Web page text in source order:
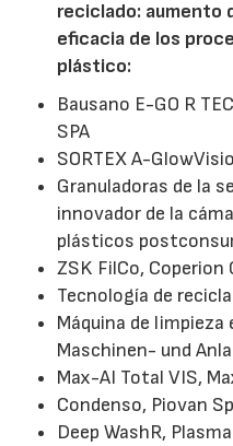
reciclado: aumento
eficacia de los
plástico:
Bausano E-GO R
SPA
SORTEX A-
Granuladoras de la
innovador de la
plásticos
ZSK FilCo, Coperion
Tecnología de
Máquina de limpieza
Maschinen- und
Max-AI Total VIS,
Condenso, Piovan
Deep WashR,